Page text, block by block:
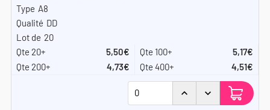
A8
DD
20
5,50€
5,17€
4,73€
4,51€